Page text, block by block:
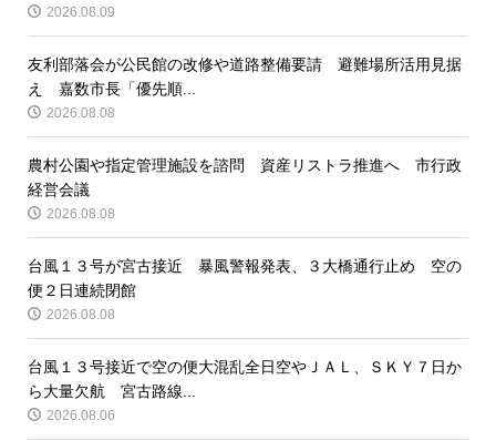
2026.08.09
友利部落会が公民館の改修や道路整備要請 避難場所活用見据
え 嘉数市長「優先順...
2026.08.08
農村公園や指定管理施設を諮問 資産リストラ推進へ 市行政
経営会議
2026.08.08
台風１３号が宮古接近 暴風警報発表、３大橋通行止め 空の
便２日連続閉館
2026.08.08
台風１３号接近で空の便大混乱全日空やＪＡＬ、ＳＫＹ７日か
ら大量欠航 宮古路線...
2026.08.06